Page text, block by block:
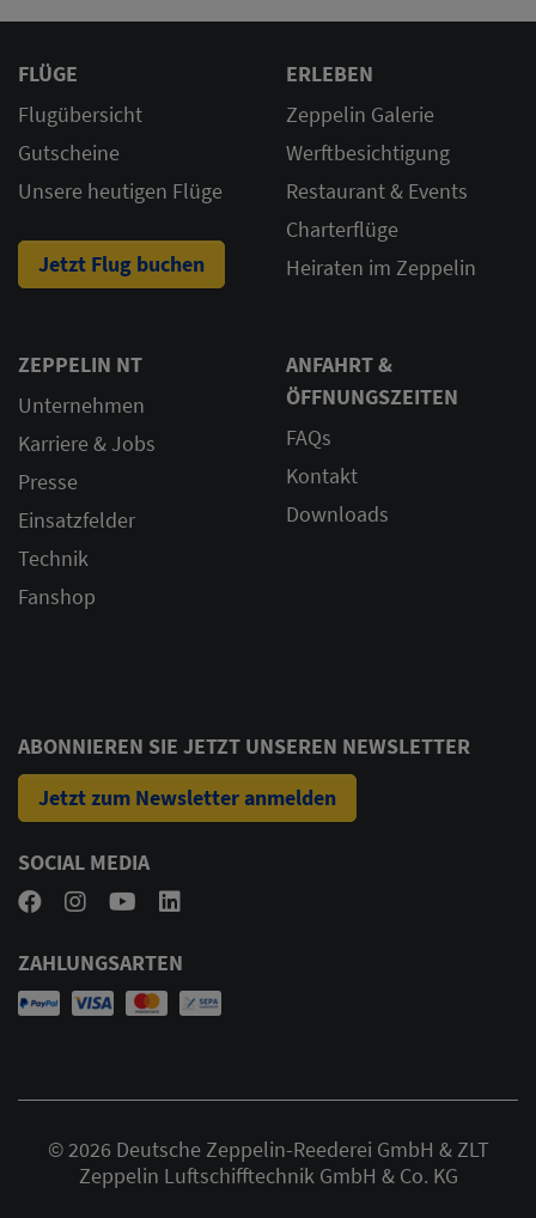
FLÜGE
Flugübersicht
Gutscheine
Unsere heutigen Flüge
Jetzt Flug buchen
ERLEBEN
Zeppelin Galerie
Werftbesichtigung
Restaurant & Events
Charterflüge
Heiraten im Zeppelin
ZEPPELIN NT
Unternehmen
Karriere & Jobs
Presse
Einsatzfelder
Technik
Fanshop
ANFAHRT &
ÖFFNUNGSZEITEN
FAQs
Kontakt
Downloads
ABONNIEREN SIE JETZT UNSEREN NEWSLETTER
Jetzt zum Newsletter anmelden
SOCIAL MEDIA
ZAHLUNGSARTEN
© 2026 Deutsche Zeppelin-Reederei GmbH & ZLT
Zeppelin Luftschifftechnik GmbH & Co. KG